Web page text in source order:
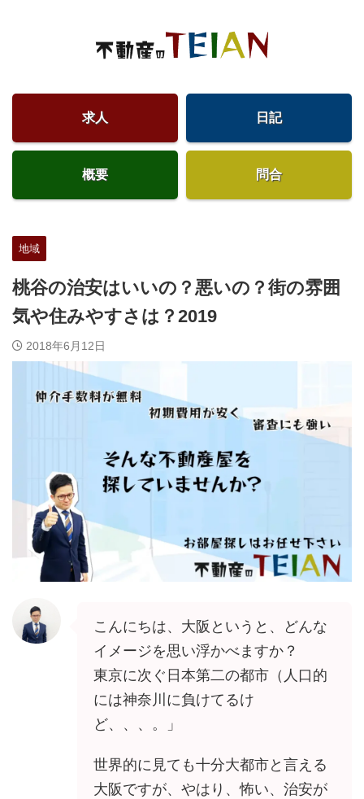
求人 日記
概要 問合
地域
桃谷の治安はいいの？悪いの？街の雰囲
気や住みやすさは？2019
2018年6月12日
こんにちは、大阪というと、どんな
イメージを思い浮かべますか？
東京に次ぐ日本第二の都市（人口的
には神奈川に負けてるけ
ど、、、。」
世界的に見ても十分大都市と言える
大阪ですが、やはり、怖い、治安が